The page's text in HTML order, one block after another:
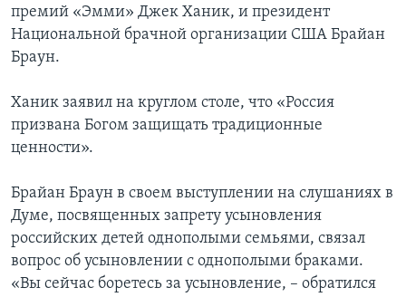
премий «Эмми» Джек Ханик, и президент
Национальной брачной организации США Брайан
Браун.
Ханик заявил на круглом столе, что «Россия
призвана Богом защищать традиционные
ценности».
Брайан Браун в своем выступлении на слушаниях в
Думе, посвященных запрету усыновления
российских детей однополыми семьями, связал
вопрос об усыновлении с однополыми браками.
«Вы сейчас боретесь за усыновление, – обратился